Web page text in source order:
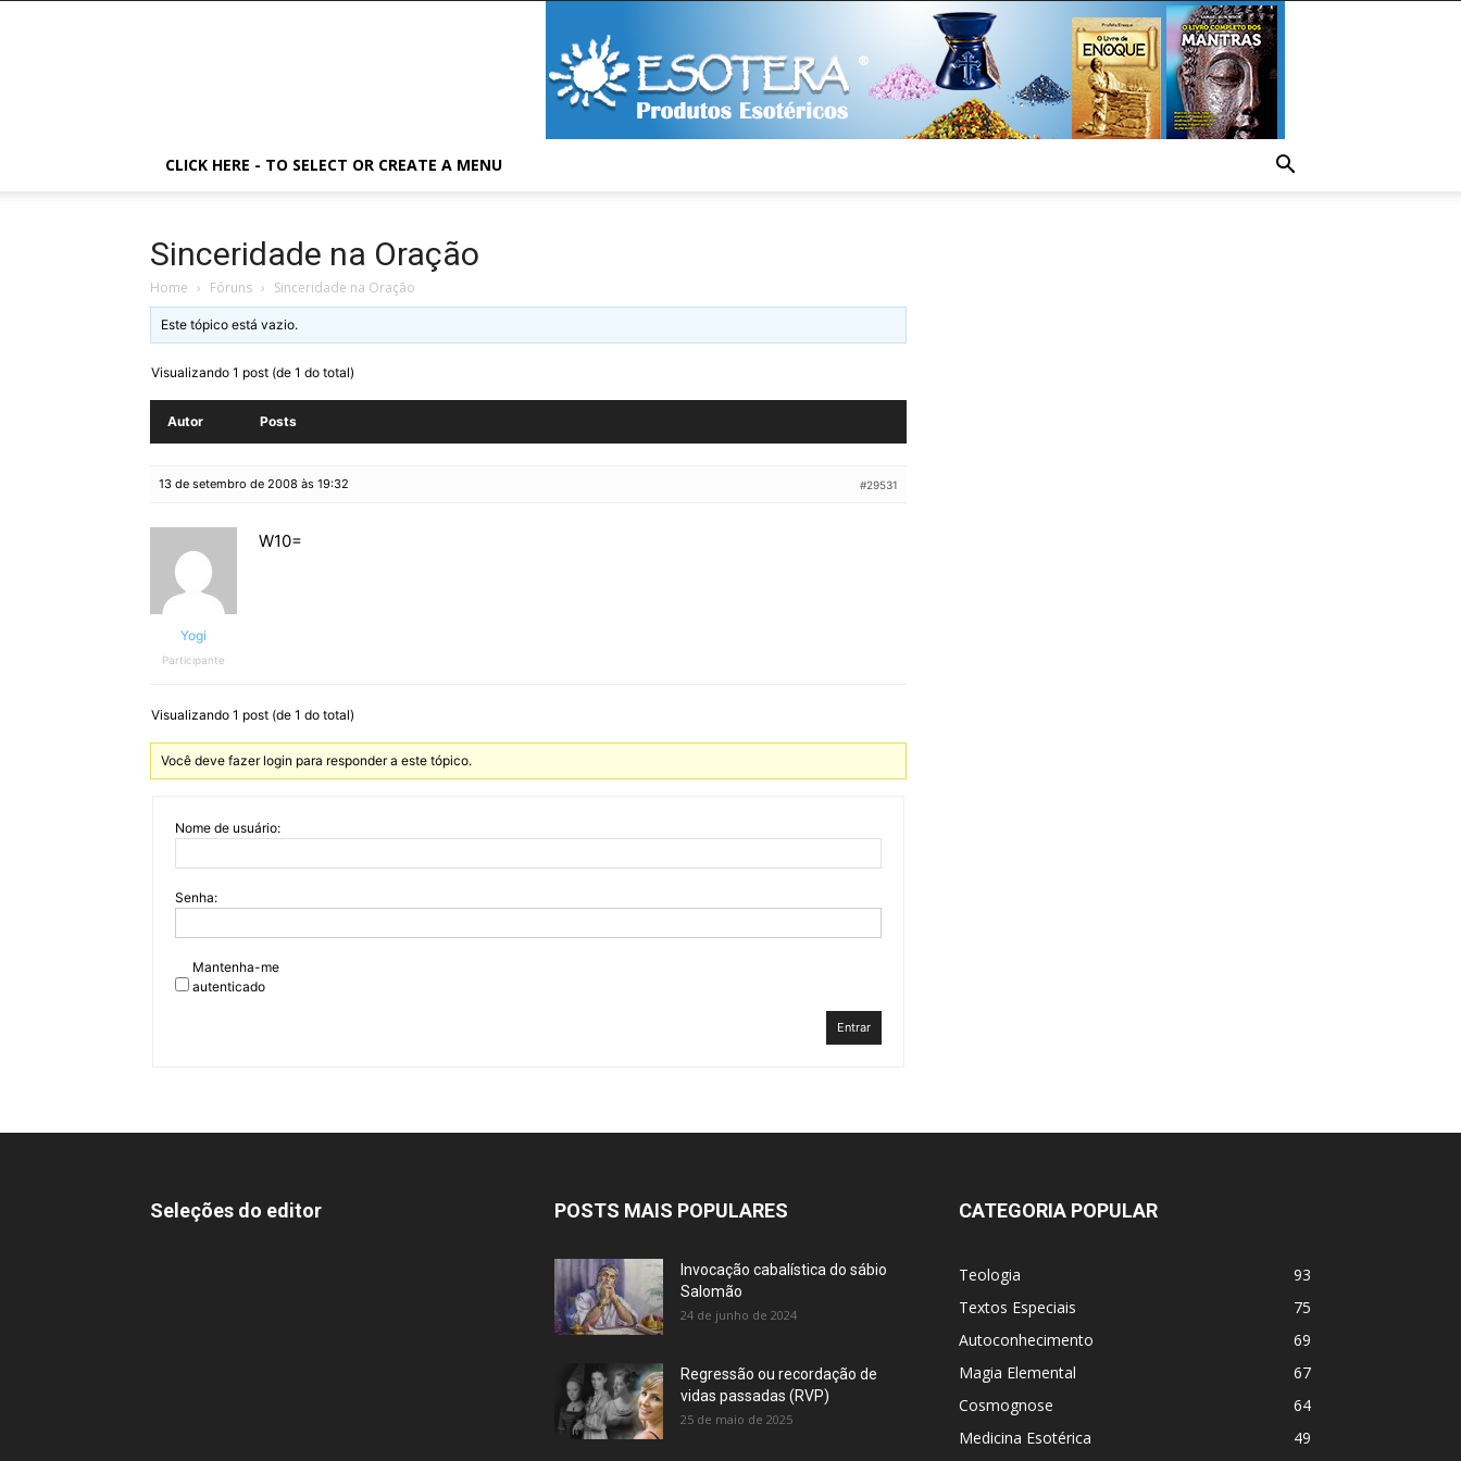
CLICK HERE - TO SELECT OR CREATE A MENU
Sinceridade na Oração
Home › Fóruns › Sinceridade na Oração
Este tópico está vazio.
Visualizando 1 post (de 1 do total)
Autor Posts
13 de setembro de 2008 às 19:32 #29531
Yogi
Participante
W10=
Visualizando 1 post (de 1 do total)
Você deve fazer login para responder a este tópico.
Nome de usuário:
Senha:
Mantenha-me
autenticado
Entrar
Seleções do editor POSTS MAIS POPULARES
Invocação cabalística do sábio
Salomão
24 de junho de 2024
Regressão ou recordação de
vidas passadas (RVP)
25 de maio de 2025
CATEGORIA POPULAR
Teologia
93
Textos Especiais
75
Autoconhecimento
69
Magia Elemental
67
Cosmognose
64
Medicina Esotérica
49